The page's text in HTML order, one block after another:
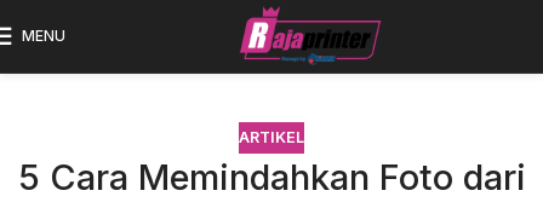
MENU
ARTIKEL
5 Cara Memindahkan Foto dari